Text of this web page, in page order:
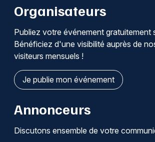
Organisateurs
Publiez votre événement gratuitement
Bénéficiez d'une visibilité auprès de
visiteurs mensuels !
Je publie mon événement
Annonceurs
Discutons ensemble de votre